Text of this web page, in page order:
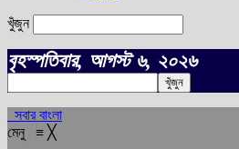
খুঁজুন
বৃহস্পতিবার, আগস্ট ৬, ২০২৬
সবার বাংলা
মেনু ≡ ╳